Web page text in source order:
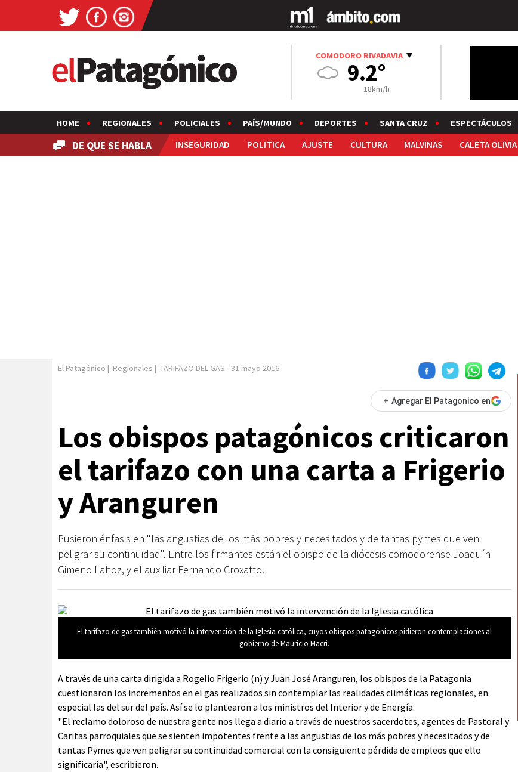
COMODORO RIVADAVIA
9.2°
18km/h
HOME REGIONALES POLICIALES PAÍS/MUNDO DEPORTES SANTA CRUZ ESPECTÁCULOS
DE QUE SE HABLA INSEGURIDAD POLITICA AJUSTE CULTURA MALVINAS CALETA OLIVIA
El Patagónico | Regionales | TARIFAZO DEL GAS -31 mayo 2016
+ Agregar El Patagonico en
Los obispos patagónicos criticaron
el tarifazo con una carta a Frigerio
y Aranguren
Pusieron énfasis en "las angustias de los más pobres y necesitados y de tantas pymes que ven
peligrar su continuidad". Entre los firmantes están el obispo de la diócesis comodorense Joaquín
Gimeno Lahoz, y el auxiliar Fernando Croxatto.
El tarifazo de gas también motivó la intervención de la Iglesia católica, cuyos obispos patagónicos pidieron contemplaciones al
gobierno de Mauricio Macri.
A través de una carta dirigida a Rogelio Frigerio (n) y Juan José Aranguren, los obispos de la Patagonia
cuestionaron los incrementos en el gas realizados sin contemplar las realidades climáticas regionales, en
especial las del sur del país. Así se lo plantearon a los ministros del Interior y de Energía.
"El reclamo doloroso de nuestra gente nos llega a diario a través de nuestros sacerdotes, agentes de Pastoral y
Caritas parroquiales que se sienten impotentes frente a las angustias de los más pobres y necesitados y de
tantas Pymes que ven peligrar su continuidad comercial con la consiguiente pérdida de empleos que ello
significaría", escribieron.